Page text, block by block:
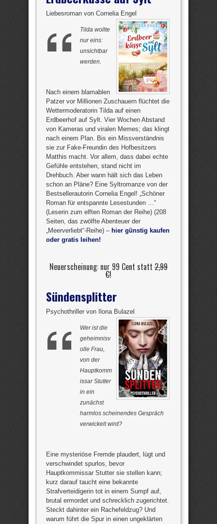
Liebesroman von Cornelia Engel
Tilda wollte
nur eins:
unsichtbar
werden.
Nach einem blamablen
Patzer vor Millionen Zuschauern flüchtet die
Wettermoderatorin Tilda auf einen
Erdbeerhof auf Sylt. Vier Wochen Abstand
von Kameras und viralen Memes; das klingt
nach einem Plan. Bis ein Missverständnis
sie zur Fake-Freundin des Hofbesitzers
Matthis macht. Vor allem, dass dabei echte
Gefühle entstehen, stand nicht im
Drehbuch. Aber wann hält sich das Leben
schon an Pläne? Eine Syltromanze von der
Bestsellerautorin Cornelia Engel! „Schöner
Roman für entspannte Lesestunden …“
(Leserin zum elften Roman der Reihe) (208
Seiten, das zwölfte Abenteuer der
„Meerverliebt“-Reihe) – hier günstig kaufen
oder gratis leihen!
Neuerscheinung: nur 99 Cent statt 2,99
€!
Sündensplitter
Psychothriller von Ilona Bulazel
Wer ist die
geheimnisv
olle Frau,
von der
Hauptkomm
issar Stutter
in ein
zunächst
harmlos scheinendes Gespräch
verwickelt wird?
Eine mysteriöse Fremde plaudert, lügt und
verschwindet spurlos, bevor
Hauptkommissar Stutter sie stellen kann;
kurz darauf taucht eine bekannte
Strafverteidigerin tot in einem Sumpf auf,
brutal ermordet und schrecklich zugerichtet.
Steckt dahinter ein Rachefeldzug? Und
warum führt die Spur in einen ungeklärten